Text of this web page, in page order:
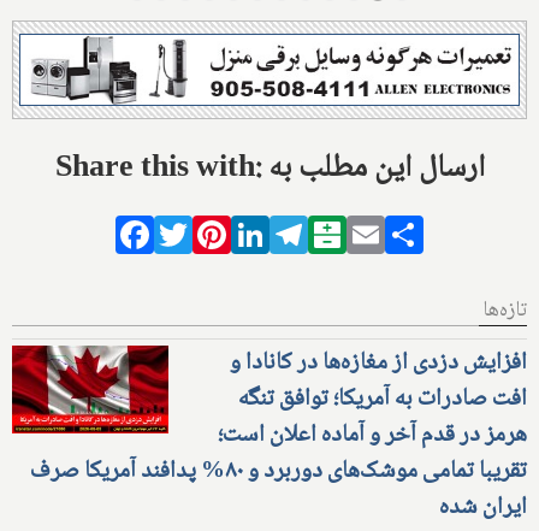
Share this with: ارسال این مطلب به
Facebook
TwitterPinterestLinkedIn
Telegram
Balatarin
Email
تازه‌ها
افزایش دزدی از مغازه‌ها در کانادا و
افت صادرات به آمریکا؛ توافق تنگه
هرمز در قدم آخر و آماده اعلان است؛
تقریبا تمامی موشک‌های دوربرد و ۸۰% پدافند آمریکا صرف
ایران شده